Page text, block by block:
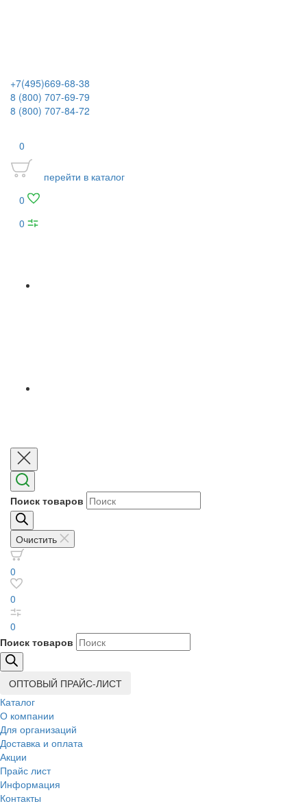
+7(495)669-68-38
8 (800) 707-69-79
8 (800) 707-84-72
0
перейти в каталог
0
0
Поиск товаров
Очистить
0
0
0
Поиск товаров
ОПТОВЫЙ ПРАЙС-ЛИСТ
Каталог
О компании
Для организаций
Доставка и оплата
Акции
Прайс лист
Информация
Контакты